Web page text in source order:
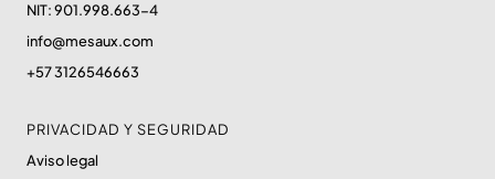
NIT: 901.998.663-4
info@mesaux.com
+57 3126546663
PRIVACIDAD Y SEGURIDAD
Aviso legal